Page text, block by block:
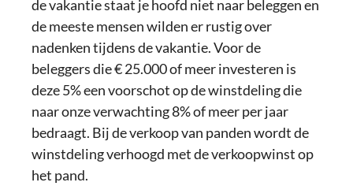
de vakantie staat je hoofd niet naar beleggen en
de meeste mensen wilden er rustig over
nadenken tijdens de vakantie. Voor de
beleggers die € 25.000 of meer investeren is
deze 5% een voorschot op de winstdeling die
naar onze verwachting 8% of meer per jaar
bedraagt. Bij de verkoop van panden wordt de
winstdeling verhoogd met de verkoopwinst op
het pand.